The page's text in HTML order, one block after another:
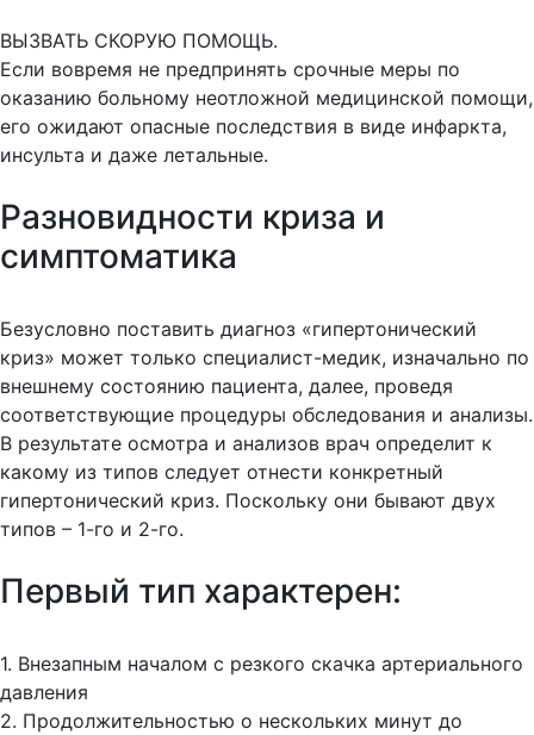
ВЫЗВАТЬ СКОРУЮ ПОМОЩЬ.
Если вовремя не предпринять срочные меры по
оказанию больному неотложной медицинской помощи,
его ожидают опасные последствия в виде инфаркта,
инсульта и даже летальные.
Разновидности криза и
симптоматика
Безусловно поставить диагноз «гипертонический
криз» может только специалист-медик, изначально по
внешнему состоянию пациента, далее, проведя
соответствующие процедуры обследования и анализы.
В результате осмотра и анализов врач определит к
какому из типов следует отнести конкретный
гипертонический криз. Поскольку они бывают двух
типов – 1-го и 2-го.
Первый тип характерен:
1. Внезапным началом с резкого скачка артериального
давления
2. Продолжительностью о нескольких минут до